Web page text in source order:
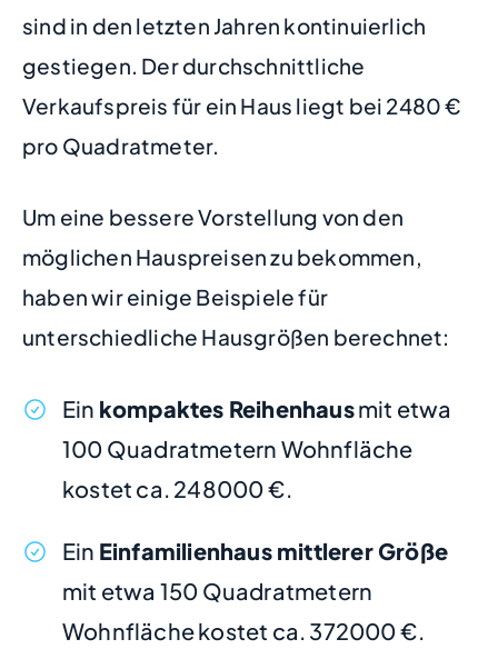
sind in den letzten Jahren kontinuierlich
gestiegen. Der durchschnittliche
Verkaufspreis für ein Haus liegt bei 2480 €
pro Quadratmeter.
Um eine bessere Vorstellung von den
möglichen Hauspreisen zu bekommen,
haben wir einige Beispiele für
unterschiedliche Hausgrößen berechnet:
Ein kompaktes Reihenhausmit etwa
100 Quadratmetern Wohnfläche
kostet ca. 248000 €.
Ein Einfamilienhaus mittlerer Größe
mit etwa 150 Quadratmetern
Wohnfläche kostet ca. 372000 €.